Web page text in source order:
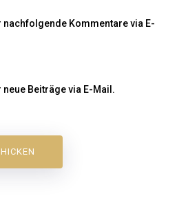
Kommentare via E-
Beiträge via E-Mail.